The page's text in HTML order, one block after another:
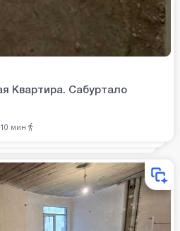
Квартира. Сабуртало
10 мин